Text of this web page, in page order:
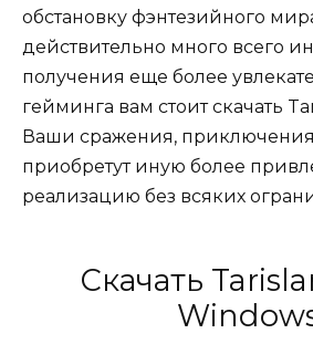
обстановку фэнтезийного
действительно много всего
получения еще более
гейминга вам стоит скачать
Ваши сражения,
приобретут иную более
реализацию без всяких
Скачать